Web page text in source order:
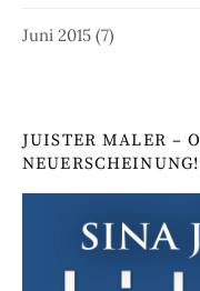
Juni 2015 (7)
JUISTER MALER –
NEUERSCHEINUNG!